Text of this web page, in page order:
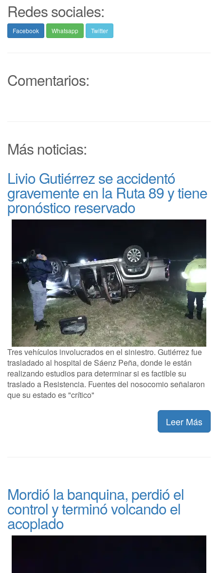
Redes sociales:
Facebook Whatsapp Twitter
Comentarios:
Más noticias:
Livio Gutiérrez se accidentó
gravemente en la Ruta 89 y tiene
pronóstico reservado
Tres vehículos involucrados en el siniestro. Gutiérrez fue
trasladado al hospital de Sáenz Peña, donde le están
realizando estudios para determinar si es factible su
traslado a Resistencia. Fuentes del nosocomio señalaron
que su estado es "crítico"
Leer Más
Mordió la banquina, perdió el
control y terminó volcando el
acoplado